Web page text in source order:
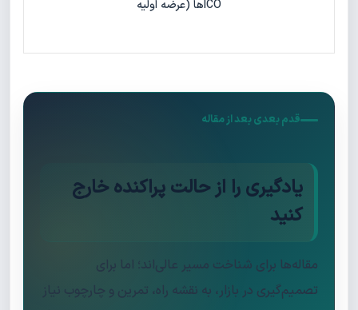
ICOها (عرضه اولیه
قدم بعدی بعد از مقاله
یادگیری را از حالت پراکنده خارج
کنید
مقاله‌ها برای شناخت مسیر عالی‌اند؛ اما برای
تصمیم‌گیری در بازار، به نقشه راه، تمرین و چارچوب نیاز